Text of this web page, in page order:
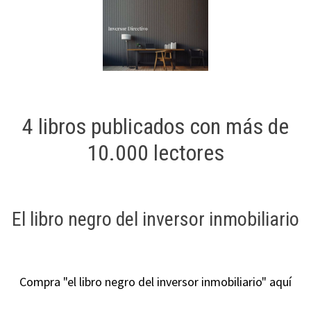
4 libros publicados con más de
10.000 lectores
El libro negro del inversor inmobiliario
Compra "el libro negro del inversor inmobiliario" aquí